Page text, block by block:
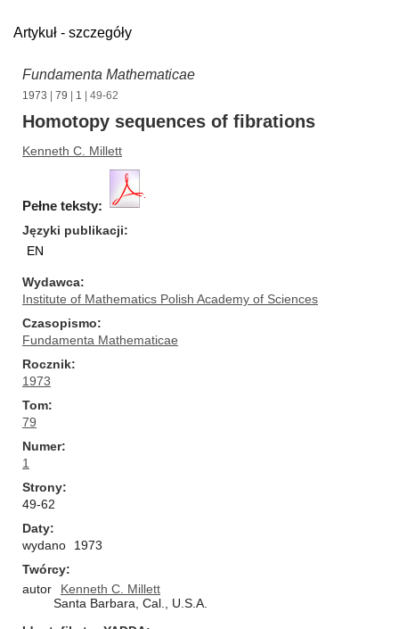
Artykuł - szczegóły
Fundamenta Mathematicae
1973 79 1 | 49-62
Homotopy sequences of fibrations
Kenneth C. Millett
Pełne teksty:
Języki publikacji
EN
Wydawca
Institute of Mathematics Polish Academy of Sciences
Czasopismo
Fundamenta Mathematicae
Rocznik
1973
Tom
79
Numer
1
Strony
49-62
Daty
wydano
1973
Twórcy
autor
Kenneth C. Millett
Santa Barbara, Cal., U.S.A.